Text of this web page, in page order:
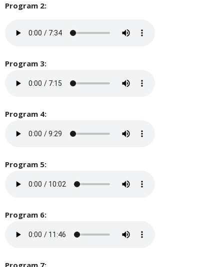
Program 2:
Program 3:
Program 4:
Program 5:
Program 6:
Program 7: